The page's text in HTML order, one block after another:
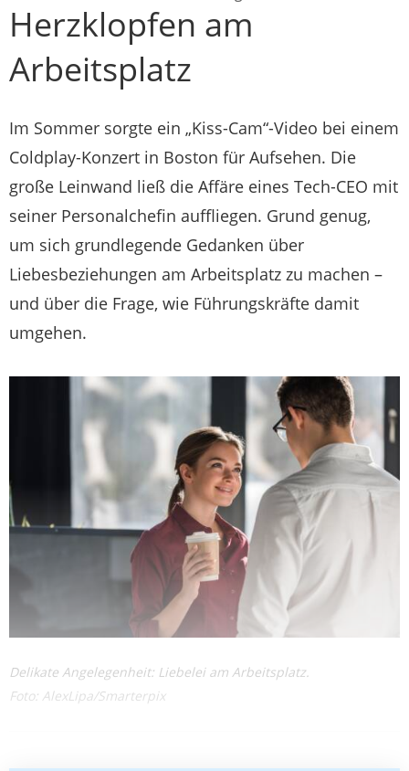
Herzklopfen am
Arbeitsplatz
Im Sommer sorgte ein „Kiss-Cam“-Video bei einem
Coldplay-Konzert in Boston für Aufsehen. Die
große Leinwand ließ die Affäre eines Tech-CEO mit
seiner Personalchefin auffliegen. Grund genug,
um sich grundlegende Gedanken über
Liebesbeziehungen am Arbeitsplatz zu machen –
und über die Frage, wie Führungskräfte damit
umgehen.
Delikate Angelegenheit: Liebelei am Arbeitsplatz.
Foto: AlexLipa/Smarterpix